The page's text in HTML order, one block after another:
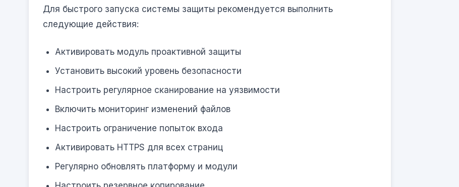
Для быстрого запуска системы защиты рекомендуется выполнить
следующие действия:
Активировать модуль проактивной защиты
Установить высокий уровень безопасности
Настроить регулярное сканирование на уязвимости
Включить мониторинг изменений файлов
Настроить ограничение попыток входа
Активировать HTTPS для всех страниц
Регулярно обновлять платформу и модули